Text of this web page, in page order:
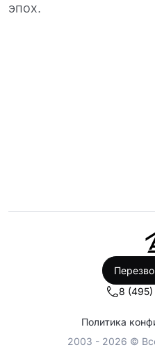
эпох.
8
Политика
2003 - 2026 ©